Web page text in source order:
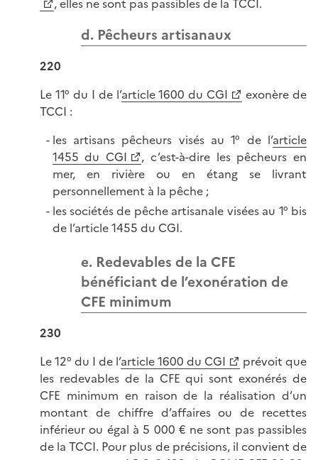
d. Pêcheurs artisanaux
220
Le 11° du I de l’article 1600 du CGI
exonère de
TCCI :
les artisans pêcheurs visés au 1° de l’article
1455 du CGI
, c’est-à-dire les pêcheurs en
mer, en rivière ou en étang se livrant
personnellement à la pêche ;
les sociétés de pêche artisanale visées au 1° bis
de l’article 1455 du CGI.
e. Redevables de la CFE
bénéficiant de l’exonération de
CFE minimum
230
Le 12° du I de l’article 1600 du CGI
prévoit que
les redevables de la CFE qui sont exonérés de
CFE minimum en raison de la réalisation d’un
montant de chiffre d’affaires ou de recettes
inférieur ou égal à 5 000 € ne sont pas passibles
de la TCCI. Pour plus de précisions, il convient de